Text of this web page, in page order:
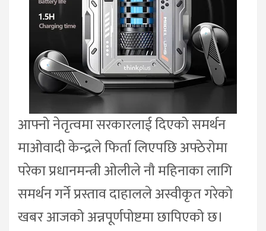
आफ्नो नेतृत्वमा सरकारलाई दिएको समर्थन
माओवादी केन्द्रले फिर्ता लिएपछि अफ्ठेरोमा
परेका प्रधानमन्त्री ओलीले नौ महिनाका लागि
समर्थन गर्ने प्रस्ताव दाहालले अस्वीकृत गरेको
खबर आजको अन्नपूर्णपोष्टमा छापिएको छ।